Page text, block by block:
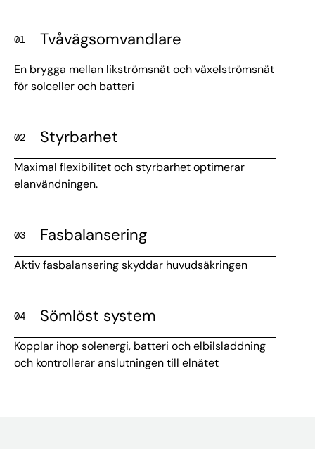
01 Tvåvägsomvandlare
En brygga mellan likströmsnät och växelströmsnät
för solceller och batteri
02 Styrbarhet
Maximal flexibilitet och styrbarhet optimerar
elanvändningen.
03 Fasbalansering
Aktiv fasbalansering skyddar huvudsäkringen
04 Sömlöst system
Kopplar ihop solenergi, batteri och elbilsladdning
och kontrollerar anslutningen till elnätet